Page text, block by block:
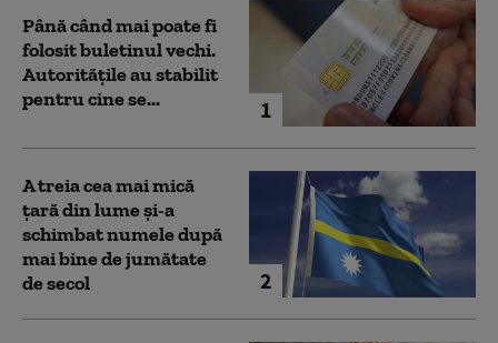
1
Până când mai poate fi
folosit buletinul vechi.
Autoritățile au stabilit
pentru cine se...
2
A treia cea mai mică
țară din lume și-a
schimbat numele după
mai bine de jumătate
de secol